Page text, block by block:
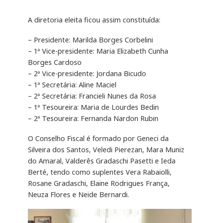
A diretoria eleita ficou assim constituída:
– Presidente: Marilda Borges Corbelini
– 1ª Vice-presidente: Maria Elizabeth Cunha
Borges Cardoso
– 2ª Vice-presidente: Jordana Bicudo
– 1ª Secretária: Aline Maciel
– 2ª Secretária: Francieli Nunes da Rosa
– 1ª Tesoureira: Maria de Lourdes Bedin
– 2ª Tesoureira: Fernanda Nardon Rubin
O Conselho Fiscal é formado por Geneci da
Silveira dos Santos, Veledi Pierezan, Mara Muniz
do Amaral, Valderês Gradaschi Pasetti e Ieda
Berté, tendo como suplentes Vera Rabaiolli,
Rosane Gradaschi, Elaine Rodrigues França,
Neuza Flores e Neide Bernardi.